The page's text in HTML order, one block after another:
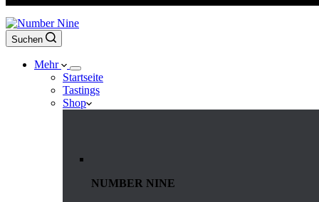
Suchen
Mehr
Startseite
Tastings
Shop
NUMBER NINE